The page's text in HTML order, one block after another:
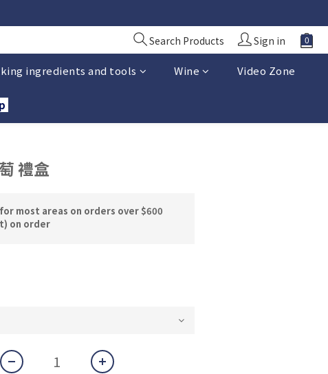
Search Products Sign in
ingredients and tools Wine Video Zone
禮盒
most areas on orders over $600
on order